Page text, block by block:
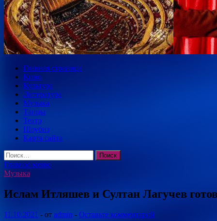
Главная страница
Кино
Культура
Литература
Музыка
Танцы
Театр
Шоубиз
Карта сайта
Найти:
Главное меню
Музыка
Ислам Итляшев и Султан Лагучев
11.10.2021 - от admin - Оставьте комментарий